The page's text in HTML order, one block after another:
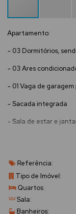
Apartamento:
- 03 Dormitórios,
- 03 Ares
- 01 Vaga de
- Sacada integrada
- Sala de estar e
- Área de serviço
Referência:
Tipo de Imóvel:
Quartos:
Sala:
Banheiros: